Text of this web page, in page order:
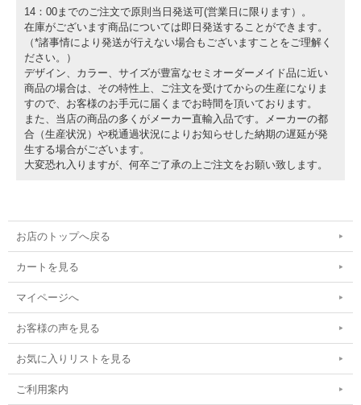
14：00までのご注文で原則当日発送可(営業日に限ります）。
在庫がございます商品については即日発送することができます。
（*諸事情により発送が行えない場合もございますことをご理解く
ださい。）
デザイン、カラー、サイズが豊富なセミオーダーメイド品に近い
商品の場合は、その特性上、ご注文を受けてからの生産になりま
すので、お客様のお手元に届くまでお時間を頂いております。
また、当店の商品の多くがメーカー直輸入品です。メーカーの都
合（生産状況）や税通過状況によりお知らせした納期の遅延が発
生する場合がございます。
大変恐れ入りますが、何卒ご了承の上ご注文をお願い致します。
お店のトップへ戻る
カートを見る
マイページへ
お客様の声を見る
お気に入りリストを見る
ご利用案内